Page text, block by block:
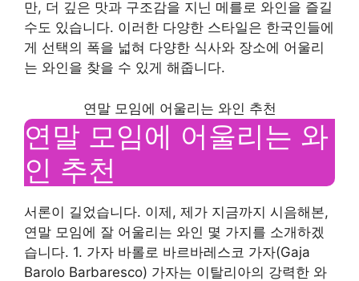
만, 더 깊은 맛과 구조감을 지닌 메를로 와인을 즐길
수도 있습니다. 이러한 다양한 스타일은 한국인들에
게 선택의 폭을 넓혀 다양한 식사와 장소에 어울리
는 와인을 찾을 수 있게 해줍니다.
연말 모임에 어울리는 와인 추천
연말 모임에 어울리는 와
인 추천
서론이 길었습니다. 이제, 제가 지금까지 시음해본,
연말 모임에 잘 어울리는 와인 몇 가지를 소개하겠
습니다. 1. 가자 바롤로 바르바레스코 가자(Gaja
Barolo Barbaresco) 가자는 이탈리아의 강력한 와